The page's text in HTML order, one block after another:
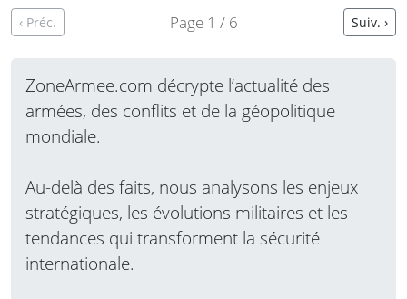
grande échelle. Présents sur deux stands – en
‹ Préc. Page 1 / 6 Suiv. ›
ZoneArmee.com décrypte l’actualité des
armées, des conflits et de la géopolitique
mondiale.
Au-delà des faits, nous analysons les enjeux
stratégiques, les évolutions militaires et les
tendances qui transforment la sécurité
internationale.